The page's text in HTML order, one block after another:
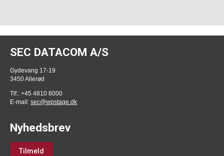
SEC DATACOM A/S
Gydevang 17-19
3450 Allerød
Tlf.: +45 4810 8000
E-mail:sec@wpstage.dk
Nyhedsbrev
Tilmeld